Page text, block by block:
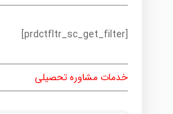
[prdctfltr_sc_get_filter]
خدمات مشاوره تحصیلی